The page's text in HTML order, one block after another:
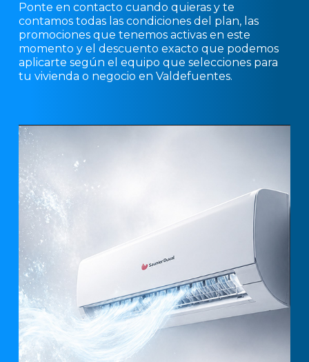
Ponte en contacto cuando quieras y te
contamos todas las condiciones del plan, las
promociones que tenemos activas en este
momento y el descuento exacto que podemos
aplicarte según el equipo que selecciones para
tu vivienda o negocio en Valdefuentes.